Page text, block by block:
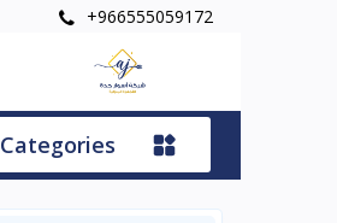
+966555059172
Categories